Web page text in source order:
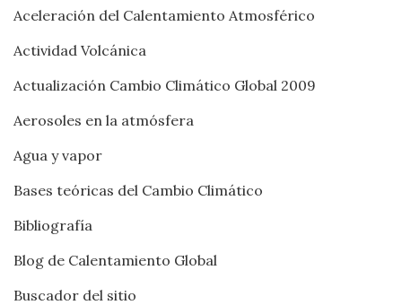
Aceleración del Calentamiento Atmosférico
Actividad Volcánica
Actualización Cambio Climático Global 2009
Aerosoles en la atmósfera
Agua y vapor
Bases teóricas del Cambio Climático
Bibliografía
Blog de Calentamiento Global
Buscador del sitio